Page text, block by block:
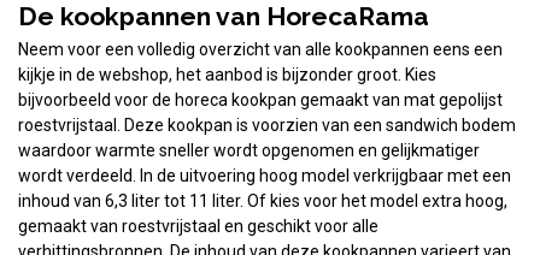
De kookpannen van HorecaRama
Neem voor een volledig overzicht van alle kookpannen eens een
kijkje in de webshop, het aanbod is bijzonder groot. Kies
bijvoorbeeld voor de horeca kookpan gemaakt van mat gepolijst
roestvrijstaal. Deze kookpan is voorzien van een sandwich bodem
waardoor warmte sneller wordt opgenomen en gelijkmatiger
wordt verdeeld. In de uitvoering hoog model verkrijgbaar met een
inhoud van 6,3 liter tot 11 liter. Of kies voor het model extra hoog,
gemaakt van roestvrijstaal en geschikt voor alle